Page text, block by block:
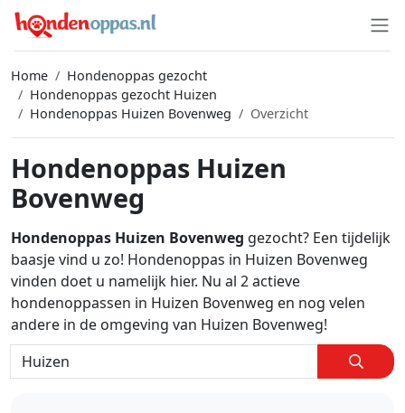
Home
Hondenoppas gezocht
Hondenoppas gezocht Huizen
Hondenoppas Huizen Bovenweg
Overzicht
Hondenoppas Huizen
Bovenweg
Hondenoppas Huizen Bovenweg gezocht? Een tijdelijk
baasje vind u zo! Hondenoppas in Huizen Bovenweg
vinden doet u namelijk hier. Nu al 2 actieve
hondenoppassen in Huizen Bovenweg en nog velen
andere in de omgeving van Huizen Bovenweg!